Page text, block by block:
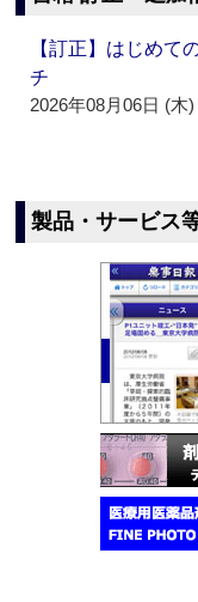
【訂正】はじめ
チ
2026年08月06日 (木)
製品・サービス